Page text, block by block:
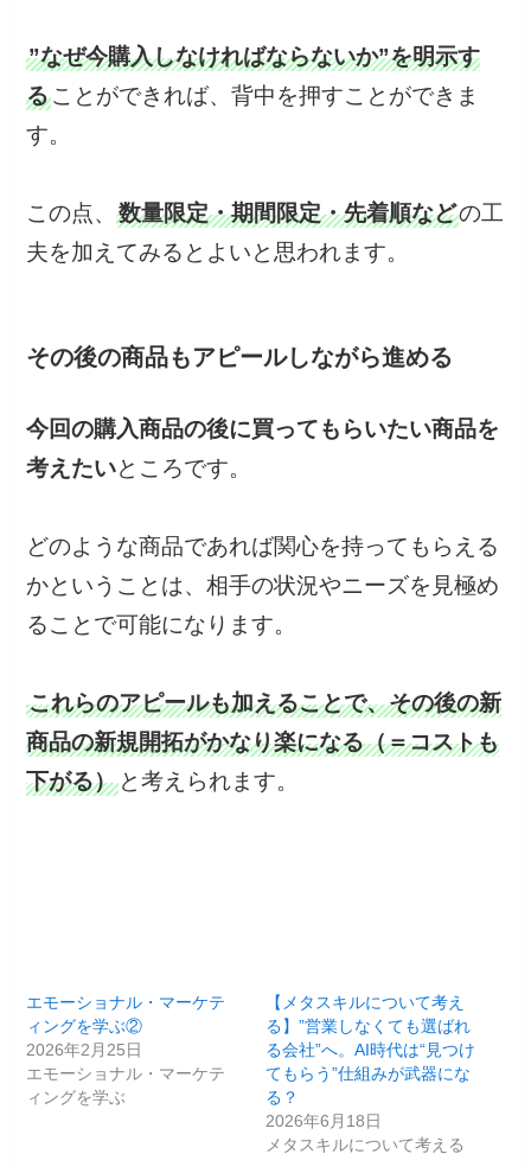
”なぜ今購入しなければならないか”を明示す
ることができれば、背中を押すことができま
す。
この点、数量限定・期間限定・先着順などの工
夫を加えてみるとよいと思われます。
その後の商品もアピールしながら進める
今回の購入商品の後に買ってもらいたい商品を
考えたいところです。
どのような商品であれば関心を持ってもらえる
かということは、相手の状況やニーズを見極め
ることで可能になります。
これらのアピールも加えることで、その後の新
商品の新規開拓がかなり楽になる（＝コストも
下がる） と考えられます。
エモーショナル・マーケテ
ィングを学ぶ②
2026年2月25日
エモーショナル・マーケテ
ィングを学ぶ
【メタスキルについて考え
る】”営業しなくても選ばれ
る会社”へ。AI時代は“見つけ
てもらう”仕組みが武器にな
る？
2026年6月18日
メタスキルについて考える